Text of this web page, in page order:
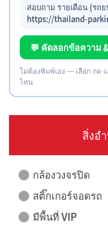
สอบถาม รายเดือน (ร
https://thailand-
💬 คัดลอกข้อความ
ไม่ต้องพิมพ์เอง — เลือก กด
ไหน
สิ่งอ
กล้องวงจรปิด
สติ๊กเกอร์จอดรถ
มีพื้นที่ VIP